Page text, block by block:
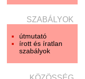
SZABÁLYOK
útmutató
írott és íratlan
szabályok